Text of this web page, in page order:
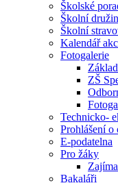
Školské
Školní
Školní
Kalendář
Fotogalerie
ZŠ
Technicko-
Prohlášení o
E-podatelna
Pro žáky
Bakaláři